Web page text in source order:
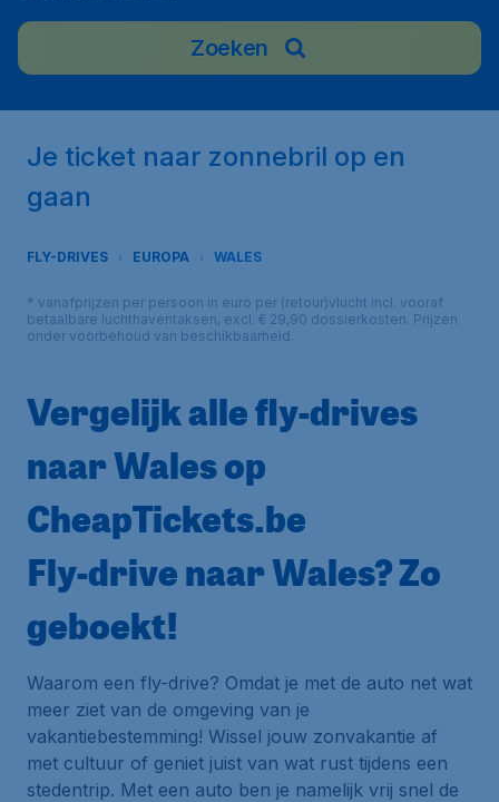
Zoeken
Je ticket naar zonnebril op en
gaan
FLY-DRIVES EUROPA WALES
* vanafprijzen per persoon in euro per (retour)vlucht incl. vooraf
betaalbare luchthaventaksen, excl. € 29,90 dossierkosten. Prijzen
onder voorbehoud van beschikbaarheid.
Vergelijk alle fly-drives
naar Wales op
CheapTickets.be
Fly-drive naar Wales? Zo
geboekt!
Waarom een fly-drive? Omdat je met de auto net wat
meer ziet van de omgeving van je
vakantiebestemming! Wissel jouw zonvakantie af
met cultuur of geniet juist van wat rust tijdens een
stedentrip. Met een auto ben je namelijk vrij snel de